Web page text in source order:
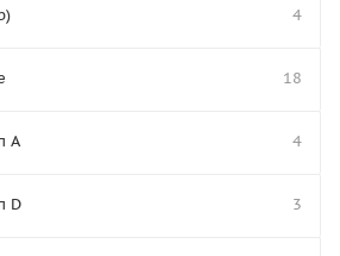
4
18
A 4
D 3